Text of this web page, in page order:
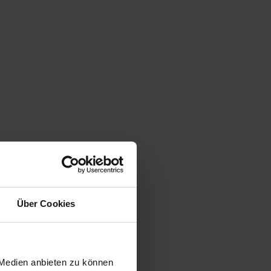
Über Cookies
anbieten zu können